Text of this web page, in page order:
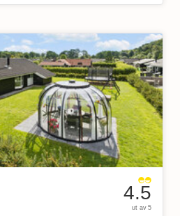
4.5
ut av 5